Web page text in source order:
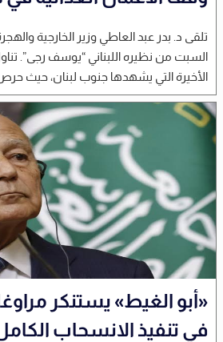
تلقى د. بدر عبد العاطي وزير الخارجية
السبت من نظيره اللبناني “يوسف رجى”.
الأخيرة التي يشهدها جنوب لبنان، حيث حرص
«أبو الغيط» يستنكر
في تنفيذ الانسحاب